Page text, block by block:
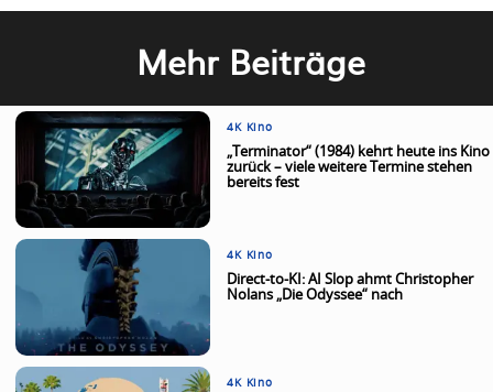
Mehr Beiträge
4K Kino
„Terminator“ (1984) kehrt heute ins Kino
zurück – viele weitere Termine stehen
bereits fest
4K Kino
Direct-to-KI: AI Slop ahmt Christopher
Nolans „Die Odyssee“ nach
4K Kino